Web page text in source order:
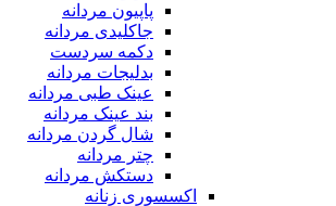
پاپیون مردانه
جاکلیدی مردانه
دکمه سردست
بدلیجات مردانه
عینک طبی مردانه
بند عینک مردانه
شال گردن مردانه
چتر مردانه
دستکش مردانه
اکسسوری زنانه